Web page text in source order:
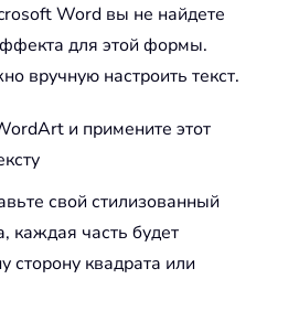
Word вы не найдете
для этой формы.
вручную настроить текст.
и примените этот
свой стилизованный
каждая часть будет
сторону квадрата или